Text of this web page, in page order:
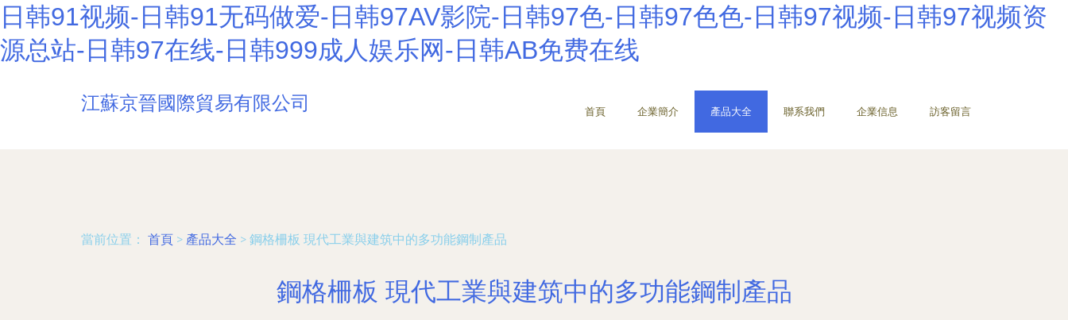
日韩91视频-日韩91无码做爱-日韩97AV影院-日韩97色-日韩97色色-日韩97视频-日韩97视频资
源总站-日韩97在线-日韩999成人娱乐网-日韩AB免费在线
江蘇京晉國際貿易有限公司 首頁 企業簡介 產品大全 聯系我們 企業信息 訪客留言
當前位置： 首頁 > 產品大全 > 鋼格柵板 現代工業與建筑中的多功能鋼制產品
鋼格柵板 現代工業與建筑中的多功能鋼制產品